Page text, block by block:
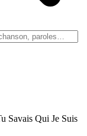
Savais Qui Je Suis